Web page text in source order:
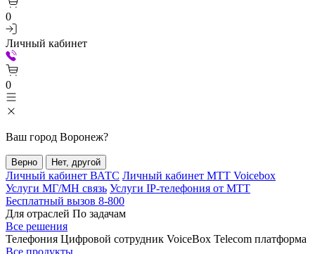
0
Личный кабинет
0
Ваш город Воронеж?
Верно Нет, другой
Личный кабинет ВАТС Личный кабинет МТТ Voicebox
Услуги МГ/МН связь Услуги IP-телефония от МТТ
Бесплатный вызов 8-800
Для отраслей По задачам
Все решения
Телефония Цифровой сотрудник VoiceBox Telecom платформа
Все продукты